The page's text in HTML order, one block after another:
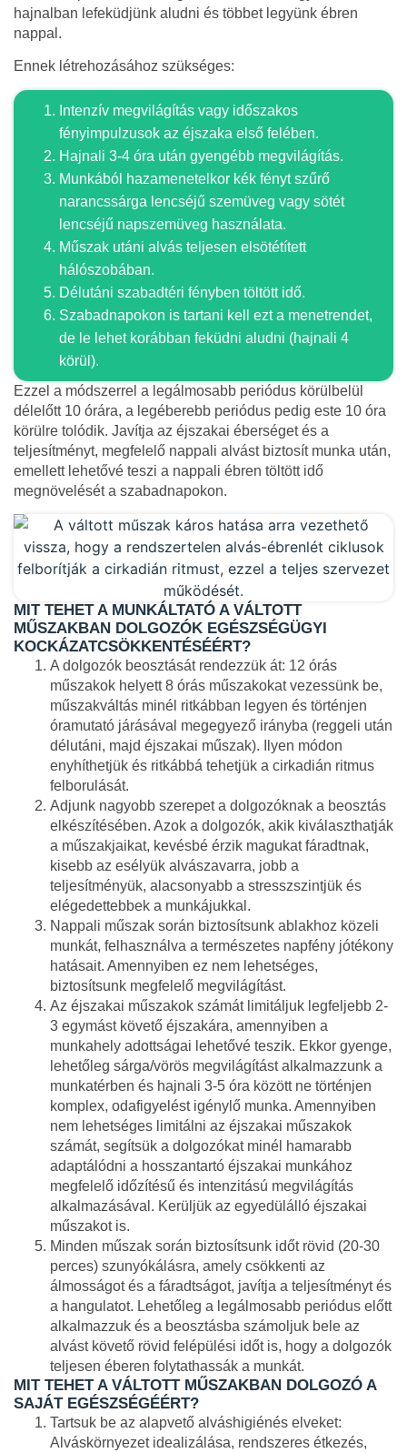
hajnalban lefeküdjünk aludni és többet legyünk ébren
nappal.
Ennek létrehozásához szükséges:
Intenzív megvilágítás vagy időszakos
fényimpulzusok az éjszaka első felében.
Hajnali 3-4 óra után gyengébb megvilágítás.
Munkából hazamenetelkor kék fényt szűrő
narancssárga lencséjű szemüveg vagy sötét
lencséjű napszemüveg használata.
Műszak utáni alvás teljesen elsötétített
hálószobában.
Délutáni szabadtéri fényben töltött idő.
Szabadnapokon is tartani kell ezt a menetrendet,
de le lehet korábban feküdni aludni (hajnali 4
körül).
Ezzel a módszerrel a legálmosabb periódus körülbelül
délelőtt 10 órára, a legéberebb periódus pedig este 10 óra
körülre tolódik. Javítja az éjszakai éberséget és a
teljesítményt, megfelelő nappali alvást biztosít munka után,
emellett lehetővé teszi a nappali ébren töltött idő
megnövelését a szabadnapokon.
MIT TEHET A MUNKÁLTATÓ A VÁLTOTT
MŰSZAKBAN DOLGOZÓK EGÉSZSÉGÜGYI
KOCKÁZATCSÖKKENTÉSÉÉRT?
A dolgozók beosztását rendezzük át: 12 órás
műszakok helyett 8 órás műszakokat vezessünk be,
műszakváltás minél ritkábban legyen és történjen
óramutató járásával megegyező irányba (reggeli után
délutáni, majd éjszakai műszak). Ilyen módon
enyhíthetjük és ritkábbá tehetjük a cirkadián ritmus
felborulását.
Adjunk nagyobb szerepet a dolgozóknak a beosztás
elkészítésében. Azok a dolgozók, akik kiválaszthatják
a műszakjaikat, kevésbé érzik magukat fáradtnak,
kisebb az esélyük alvászavarra, jobb a
teljesítményük, alacsonyabb a stresszszintjük és
elégedettebbek a munkájukkal.
Nappali műszak során biztosítsunk ablakhoz közeli
munkát, felhasználva a természetes napfény jótékony
hatásait. Amennyiben ez nem lehetséges,
biztosítsunk megfelelő megvilágítást.
Az éjszakai műszakok számát limitáljuk legfeljebb 2-
3 egymást követő éjszakára, amennyiben a
munkahely adottságai lehetővé teszik. Ekkor gyenge,
lehetőleg sárga/vörös megvilágítást alkalmazzunk a
munkatérben és hajnali 3-5 óra között ne történjen
komplex, odafigyelést igénylő munka. Amennyiben
nem lehetséges limitálni az éjszakai műszakok
számát, segítsük a dolgozókat minél hamarabb
adaptálódni a hosszantartó éjszakai munkához
megfelelő időzítésű és intenzitású megvilágítás
alkalmazásával. Kerüljük az egyedülálló éjszakai
műszakot is.
Minden műszak során biztosítsunk időt rövid (20-30
perces) szunyókálásra, amely csökkenti az
álmosságot és a fáradtságot, javítja a teljesítményt és
a hangulatot. Lehetőleg a legálmosabb periódus előtt
alkalmazzuk és a beosztásba számoljuk bele az
alvást követő rövid felépülési időt is, hogy a dolgozók
teljesen éberen folytathassák a munkát.
MIT TEHET A VÁLTOTT MŰSZAKBAN DOLGOZÓ A
SAJÁT EGÉSZSÉGÉÉRT?
Tartsuk be az alapvető alváshigiénés elveket:
Alváskörnyezet idealizálása, rendszeres étkezés,